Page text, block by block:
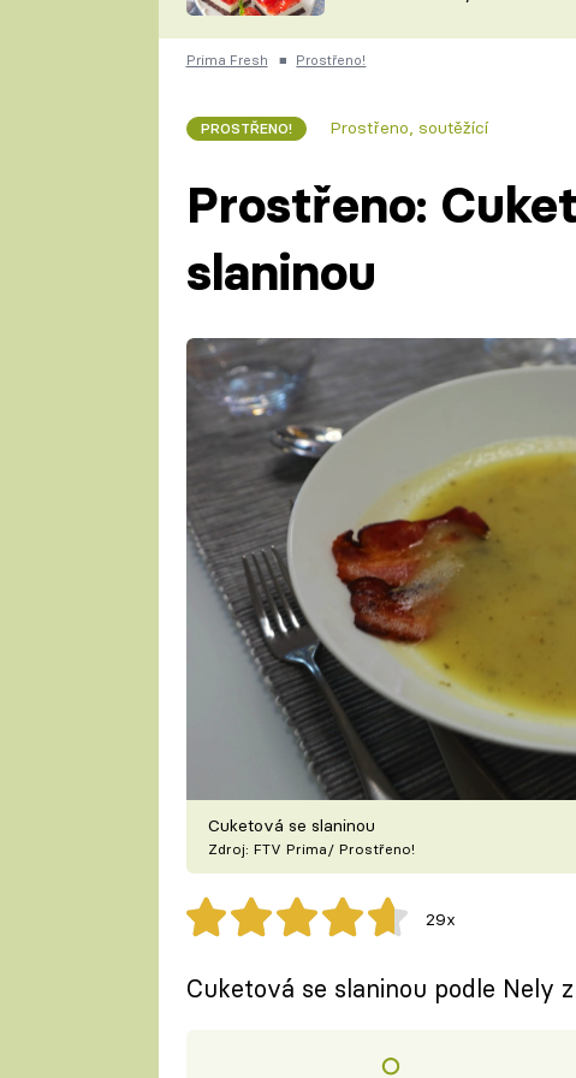
ČESKO NA TALÍŘI
KUCHAŘKA
Prima Fresh ■ Prostřeno!
PROSTŘENO! Prostřeno, soutěžící
Prostřeno:
slaninou
Cuketová se slaninou
Zdroj: FTV Prima/ Prostřeno!
29x
Cuketová se slaninou podle Nely